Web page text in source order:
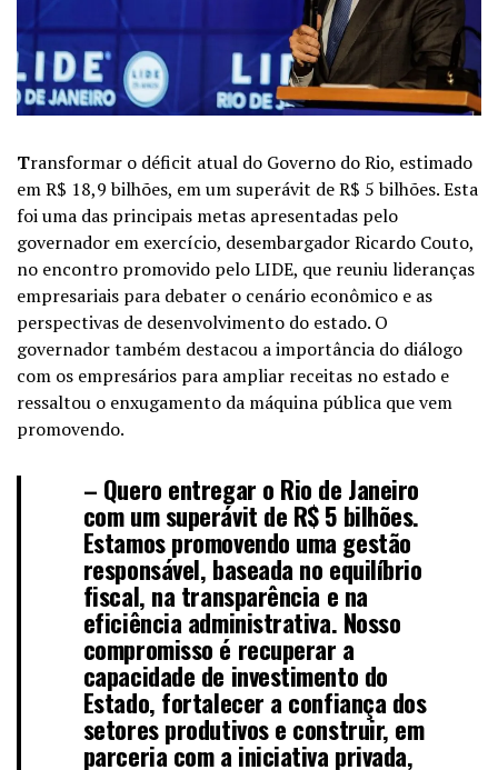
Transformar o déficit atual do Governo do Rio, estimado
em R$ 18,9 bilhões, em um superávit de R$ 5 bilhões. Esta
foi uma das principais metas apresentadas pelo
governador em exercício, desembargador Ricardo Couto,
no encontro promovido pelo LIDE, que reuniu lideranças
empresariais para debater o cenário econômico e as
perspectivas de desenvolvimento do estado. O
governador também destacou a importância do diálogo
com os empresários para ampliar receitas no estado e
ressaltou o enxugamento da máquina pública que vem
promovendo.
– Quero entregar o Rio de Janeiro
com um superávit de R$ 5 bilhões.
Estamos promovendo uma gestão
responsável, baseada no equilíbrio
fiscal, na transparência e na
eficiência administrativa. Nosso
compromisso é recuperar a
capacidade de investimento do
Estado, fortalecer a confiança dos
setores produtivos e construir, em
parceria com a iniciativa privada,